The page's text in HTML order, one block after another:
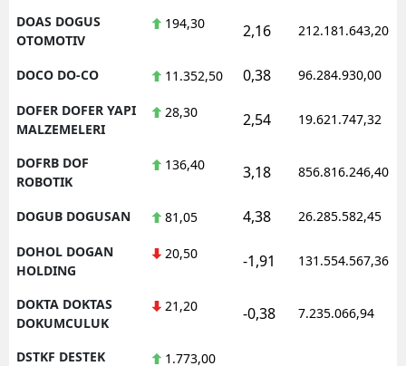
DOAS DOGUS
OTOMOTIV
194,30 2,16 212.181.643,20
DOCO DO-CO 11.352,50 0,38 96.284.930,00
DOFER DOFER YAPI
MALZEMELERI
28,30 2,54 19.621.747,32
DOFRB DOF
ROBOTIK
136,40 3,18 856.816.246,40
DOGUB DOGUSAN 81,05 4,38 26.285.582,45
DOHOL DOGAN
HOLDING
20,50 -1,91 131.554.567,36
DOKTA DOKTAS
DOKUMCULUK
21,20 -0,38 7.235.066,94
DSTKF DESTEK 1.773,00